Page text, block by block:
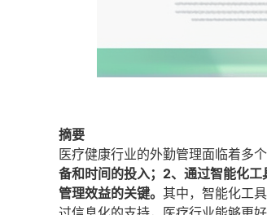
摘要
医疗健康行业的外勤管理面临着多
备和时间的投入；2、通过智能化
管理效益的关键。 其中，智能化工